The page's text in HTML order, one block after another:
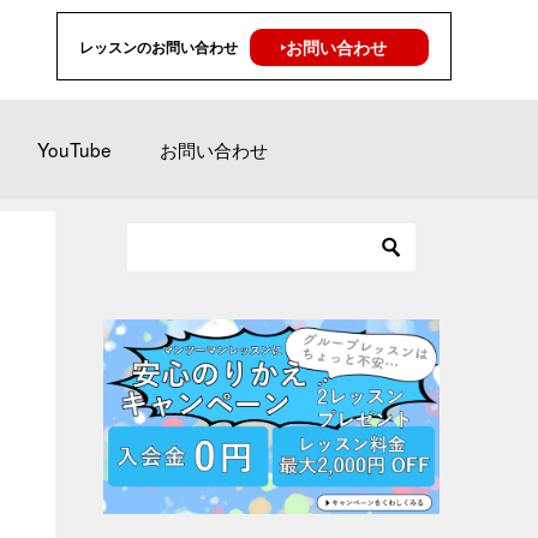
レッスンのお問い合わせ ‣お問い合わせ
YouTube お問い合わせ